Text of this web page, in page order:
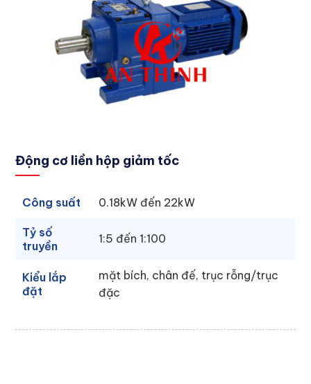
Động cơ liền hộp giảm tốc
Công suất 0.18kW đến 22kW
Tỷ số
truyền
1:5 đến 1:100
Kiểu lắp
đặt
mặt bích, chân đế, trục rỗng/trục
đặc